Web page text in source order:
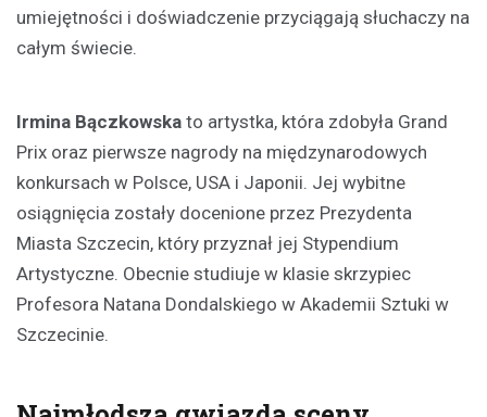
umiejętności i doświadczenie przyciągają słuchaczy na
całym świecie.
Irmina Bączkowska to artystka, która zdobyła Grand
Prix oraz pierwsze nagrody na międzynarodowych
konkursach w Polsce, USA i Japonii. Jej wybitne
osiągnięcia zostały docenione przez Prezydenta
Miasta Szczecin, który przyznał jej Stypendium
Artystyczne. Obecnie studiuje w klasie skrzypiec
Profesora Natana Dondalskiego w Akademii Sztuki w
Szczecinie.